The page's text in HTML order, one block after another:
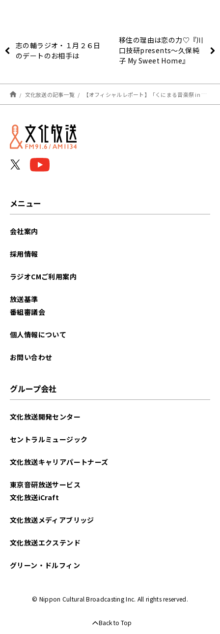
志の輔ラジオ・１月２６日
のデートのお相手は
移住の理由は恋の力♡『川
口技研presents～久保純
子 My Sweet Home』
文化放送の記事一覧 【オフィシャルレポート】「くにまる音楽祭 in 江戸川」 天童よしみ、荻野目洋子、菊池桃子、秋川雅史が名曲を披露 荻野目＆菊池の同期・同い年トークも実現
メニュー
会社案内
採用情報
ラジオCMご利用案内
放送基準
番組審議会
個人情報について
お問い合わせ
グループ会社
文化放送開発センター
セントラルミュージック
文化放送キャリアパートナーズ
東京音研放送サービス
文化放送iCraft
文化放送メディアブリッジ
文化放送エクステンド
グリーン・ドルフィン
© Nippon Cultural Broadcasting Inc. All rights reserved.
Back to Top